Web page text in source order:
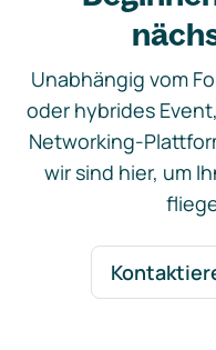
Unabhängig vom
oder hybrides
Networking-
wir sind hier, um